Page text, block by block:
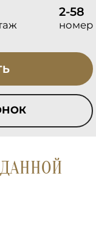
2-58
номер